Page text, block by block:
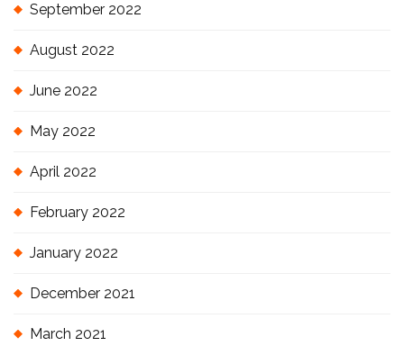
September 2022
August 2022
June 2022
May 2022
April 2022
February 2022
January 2022
December 2021
March 2021